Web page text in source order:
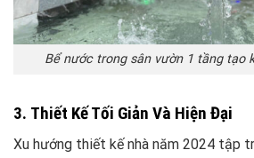
Bể nước trong sân vườn 1 tầng tạo
3. Thiết Kế Tối Giản Và Hiện Đại
Xu hướng thiết kế nhà năm 2024 tập